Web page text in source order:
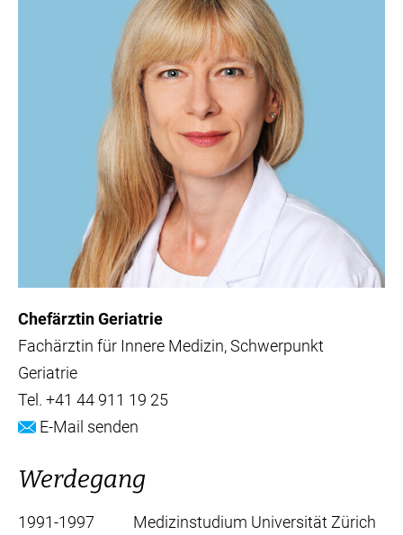
Chefärztin Geriatrie
Fachärztin für Innere Medizin, Schwerpunkt
Geriatrie
Tel. +41 44 911 19 25
E-Mail senden
Werdegang
1991-1997
Medizinstudium Universität Zürich